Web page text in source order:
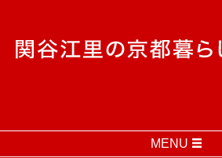
MENU